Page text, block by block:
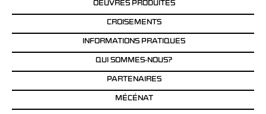
OEUVRES PRODUITES
CROISEMENTS
INFORMATIONS PRATIQUES
QUI SOMMES-NOUS?
PARTENAIRES
MÉCÉNAT